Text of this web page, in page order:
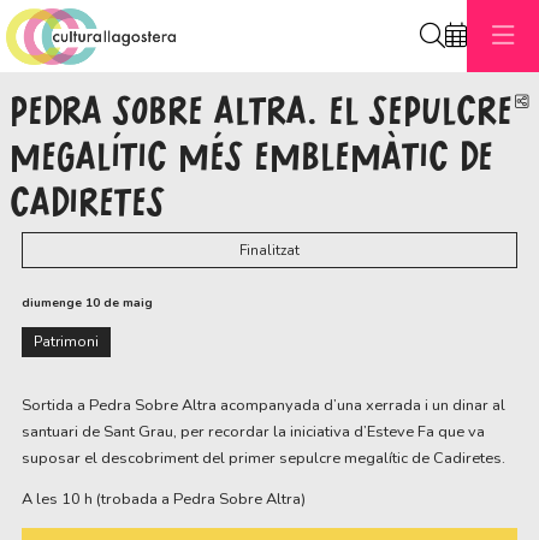
PEDRA SOBRE ALTRA. EL SEPULCRE
MEGALÍTIC MÉS EMBLEMÀTIC DE
CADIRETES
Finalitzat
diumenge 10 de maig
Patrimoni
Sortida a Pedra Sobre Altra acompanyada d’una xerrada i un dinar al
santuari de Sant Grau, per recordar la iniciativa d’Esteve Fa que va
suposar el descobriment del primer sepulcre megalític de Cadiretes.
A les 10 h (trobada a Pedra Sobre Altra)